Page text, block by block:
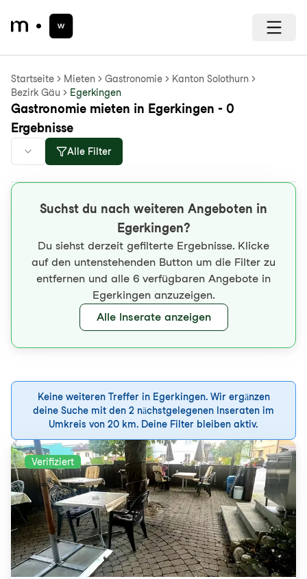
Startseite Mieten Gastronomie
Kanton Solothurn
Bezirk Gäu
Egerkingen
Gastronomie mieten in Egerkingen - 0
Ergebnisse
Alle Filter
Suchst du nach weiteren Angeboten in
Egerkingen?
Du siehst derzeit gefilterte Ergebnisse. Klicke
auf den untenstehenden Button um die Filter zu
entfernen und alle 6 verfügbaren Angebote in
Egerkingen anzuzeigen.
Alle Inserate anzeigen
Keine weiteren Treffer in Egerkingen. Wir ergänzen
deine Suche mit den 2 nächstgelegenen Inseraten im
Umkreis von 20 km. Deine Filter bleiben aktiv.
Verifiziert